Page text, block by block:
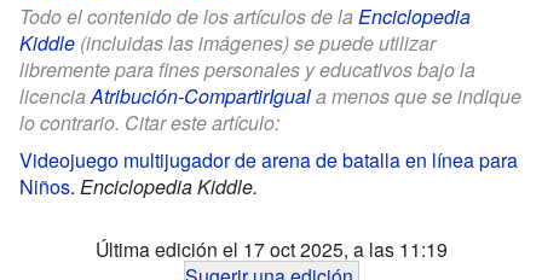
Todo el contenido de los artículos de la Enciclopedia
Kiddle (incluidas las imágenes) se puede utilizar
libremente para fines personales y educativos bajo la
licenciaAtribución-CompartirIguala menos que se indique
lo contrario. Citar este artículo:
Videojuego multijugador de arena de batalla en línea para
Niños. Enciclopedia Kiddle.
Última edición el 17 oct 2025, a las 11:19